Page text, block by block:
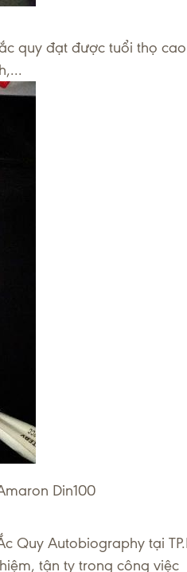
quy đạt được tuổi thọ
Din100
Quy Autobiography tại
tận tỵ trong công việc